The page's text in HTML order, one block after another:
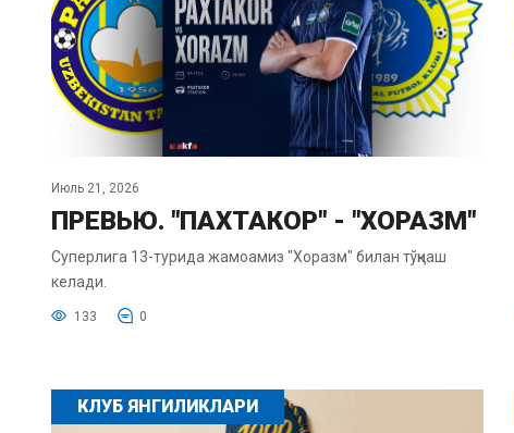
Июль 21, 2026
ПРЕВЬЮ. "ПАХТАКОР" - "ХОРАЗМ"
Суперлига 13-турида жамоамиз "Хоразм" билан тўқнаш
келади.
133 0
КЛУБ ЯНГИЛИКЛАРИ